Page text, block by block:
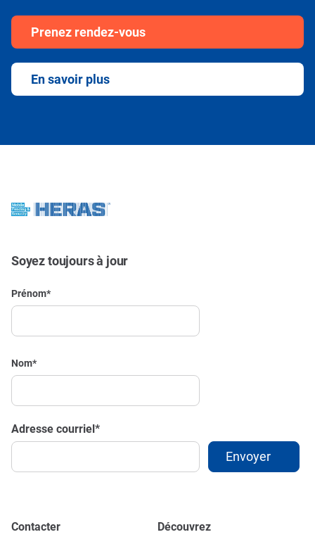
Prenez rendez-vous
En savoir plus
Soyez toujours à jour
Prénom*
Nom*
Adresse courriel*
Contacter Découvrez